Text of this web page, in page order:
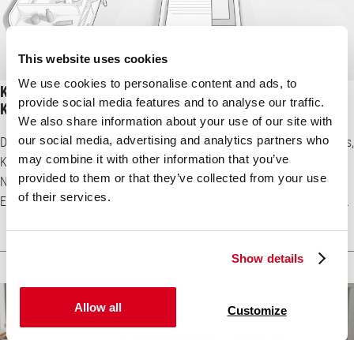
This website uses cookies
We use cookies to personalise content and ads, to
provide social media features and to analyse our traffic.
We also share information about your use of our site with
our social media, advertising and analytics partners who
may combine it with other information that you’ve
provided to them or that they’ve collected from your use
of their services.
Show details
Allow all Customize
Kindermatratze 70×140 cm – Matratze für
Kindergartenkinder
Die Kindermatratze 70x140 cm ist die ideale Matratzengröße für Babys,
Kleinkinder und Vorschulkinder. Diese Schlafunterlage begleitet den
Nachwuchs durch wichtige Wachstumsphasen und
Entwicklungsschübe. Daher sollte eine gute Kindermatratze 70x140 cm
Kindermatratze 70x140 cm passt in ein größeres Gitterbett mit
denselben Maßen. Ein solches Gitterbett ...